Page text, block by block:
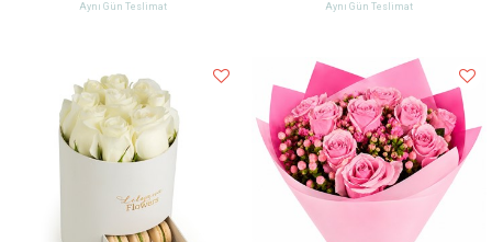
Aynı Gün Teslimat
Aynı Gün Teslimat